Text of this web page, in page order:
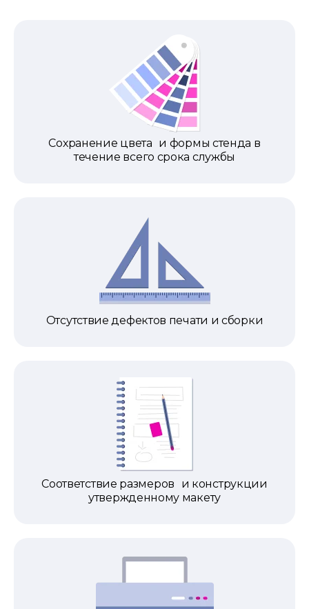
Сохранение цвета и формы стенда в
течение всего срока службы
Отсутствие дефектов печати и сборки
Соответствие размеров и конструкции
утвержденному макету